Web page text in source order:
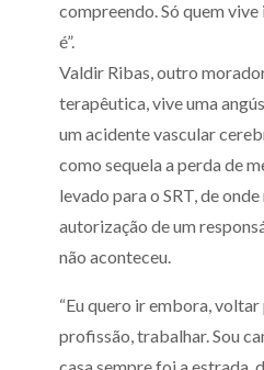
compreendo. Só quem
é”.
Valdir Ribas, outro
terapêutica, vive uma
um acidente vascular
como sequela a perda de
levado para o SRT, de
autorização de um
não aconteceu.
“Eu quero ir embora, voltar
profissão, trabalhar. Sou
casa sempre foi a estrada,